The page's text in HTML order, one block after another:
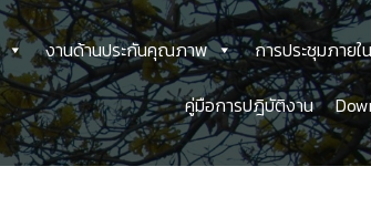
งานด้านประกันคุณภาพ การประชุมภายใ
คู่มือการปฎิบัติงาน